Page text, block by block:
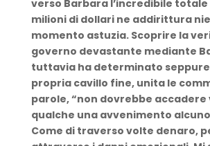
verso Barbara l’incredibile totale
milioni di dollari ne addirittura
momento astuzia. Scoprire la
governo devastante mediante
tuttavia ha determinato
propria cavillo fine, unita le
parole, “non dovrebbe accadere
qualche una avvenimento
Come di traverso volte denaro,